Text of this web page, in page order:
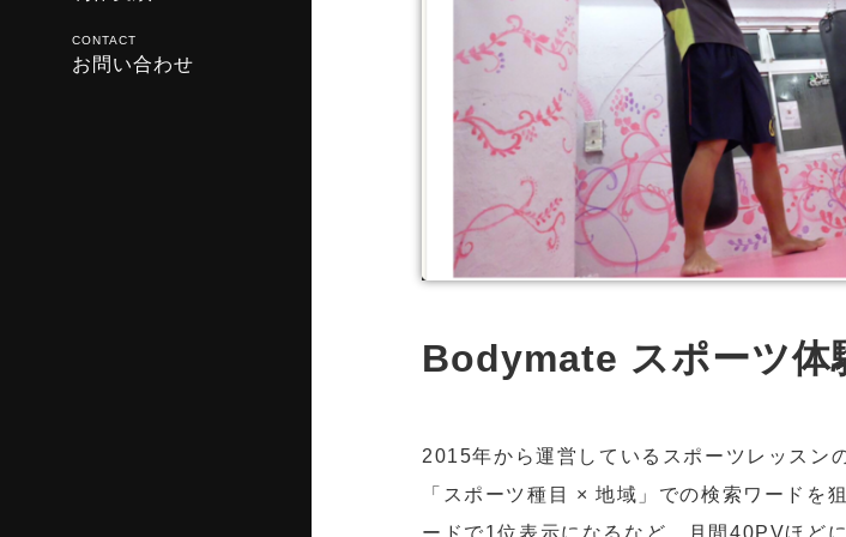
CONTACT
お問い合わせ
Bodymate スポーツ体
2015年から運営しているスポーツレッスン
「スポーツ種目 × 地域」での検索ワードを
ードで1位表示になるなど、月間40PVほどに